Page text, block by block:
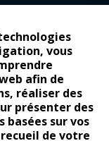
vous
afin de
réaliser des
présenter des
basées sur vos
de votre